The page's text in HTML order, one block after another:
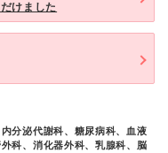
けました
分泌代謝科、糖尿病科、血液
科、消化器外科、乳腺科、脳